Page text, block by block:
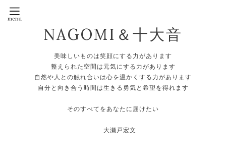
NAGOMI＆十大音
美味しいものは笑顔にする力があります
整えられた空間は元気にする力があります
自然や人との触れ合いは心を温かくする力があります
自分と向き合う時間は生きる勇気と希望を得れます
そのすべてをあなたに届けたい
大瀬戸宏文